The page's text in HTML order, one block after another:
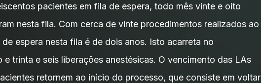
pacientes em fila de espera, todo mês vinte e oito
nesta fila. Com cerca de vinte procedimentos realizados ao
espera nesta fila é de dois anos. Isto acarreta no
e trinta e seis liberações anestésicas. O vencimento das LAs
retornem ao início do processo, que consiste em voltar